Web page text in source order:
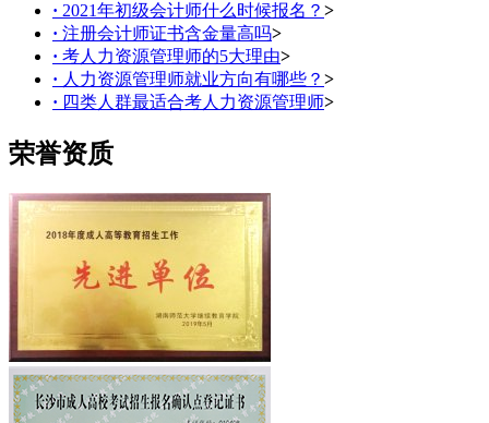
· 2021年初级会计师什么时候报名？ >
· 注册会计师证书含金量高吗>
· 考人力资源管理师的5大理由>
· 人力资源管理师就业方向有哪些？ >
· 四类人群最适合考人力资源管理师>
荣誉资质